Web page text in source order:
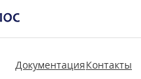
ДокументацияКонтакты